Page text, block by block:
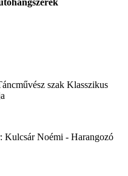
szak Klasszikus
Kulcsár Noémi - Harangozó